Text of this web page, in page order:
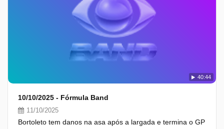
40:44
10/10/2025 - Fórmula Band
11/10/2025
Bortoleto tem danos na asa após a largada e termina o GP